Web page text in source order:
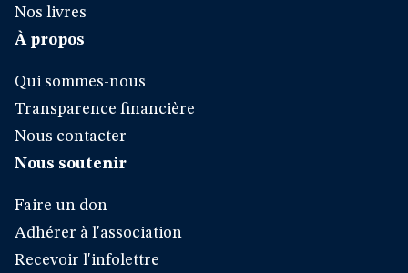
Nos livres
À propos
Qui sommes-nous
Transparence financière
Nous contacter
Nous soutenir
Faire un don
Adhérer à l'association
Recevoir l'infolettre